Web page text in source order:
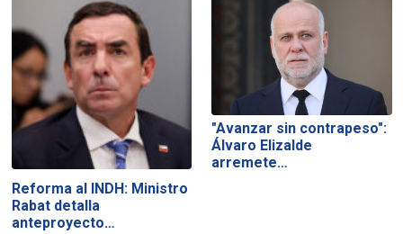
Reforma al INDH: Ministro
Rabat detalla
anteproyecto…
"Avanzar sin contrapeso":
Álvaro Elizalde
arremete…